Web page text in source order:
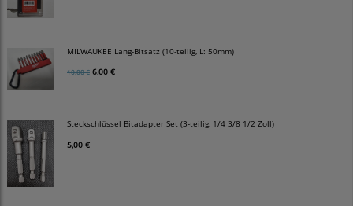
MILWAUKEE Lang-Bitsatz (10-teilig, L: 50mm)
10,00 € 6,00 €
Steckschlüssel Bitadapter Set (3-teilig, 1/4 3/8 1/2 Zoll)
5,00 €